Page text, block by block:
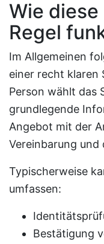
Wie
Regel
Im Allgemeinen
einer recht klaren
Person wählt das
grundlegende
Angebot mit der
Vereinbarung
Typischerweise
umfassen:
Bestätigung